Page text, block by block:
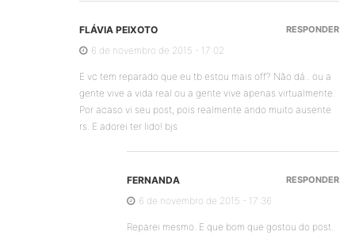
FLÁVIA PEIXOTO
6 de novembro de 2015 - 17:02
E vc tem reparado que eu tb estou mais off? Não dá.. ou a
gente vive a vida real ou a gente vive apenas virtualmente.
Por acaso vi seu post, pois realmente ando muito ausente
rs. E adorei ter lido! bjs
RESPONDER
FERNANDA
6 de novembro de 2015 - 17:36
Reparei mesmo. E que bom que gostou do post.
RESPONDER